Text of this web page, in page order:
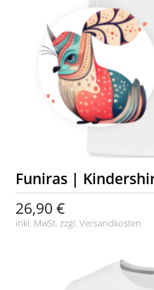
Funiras |
26,90 €
inkl. MwSt. zzgl.Versandkosten